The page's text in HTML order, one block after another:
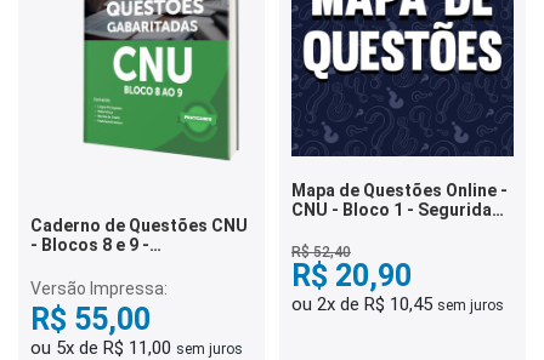
Caderno de Questões CNU
- Blocos 8 e 9 -
300 Questões Gabaritadas
Versão Impressa:
R$ 55,00
ou 5x de R$ 11,00 sem juros
Mapa de Questões Online -
CNU - Bloco 1 - Seguridade
Social e Previdência Social
- 4 Mil Questões
R$ 52,40
R$ 20,90
ou 2x de R$ 10,45 sem juros